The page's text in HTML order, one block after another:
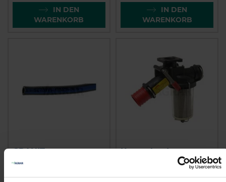
IN DEN
WARENKORB
IN DEN
WARENKORB
GRANIT
Spritzenschlauch
Kverneland
Filterhahn kpl.